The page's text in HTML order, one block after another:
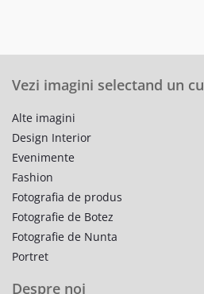
Vezi imagini selectand un
Alte imagini
Design Interior
Evenimente
Fashion
Fotografia de produs
Fotografie de Botez
Fotografie de Nunta
Portret
Despre noi